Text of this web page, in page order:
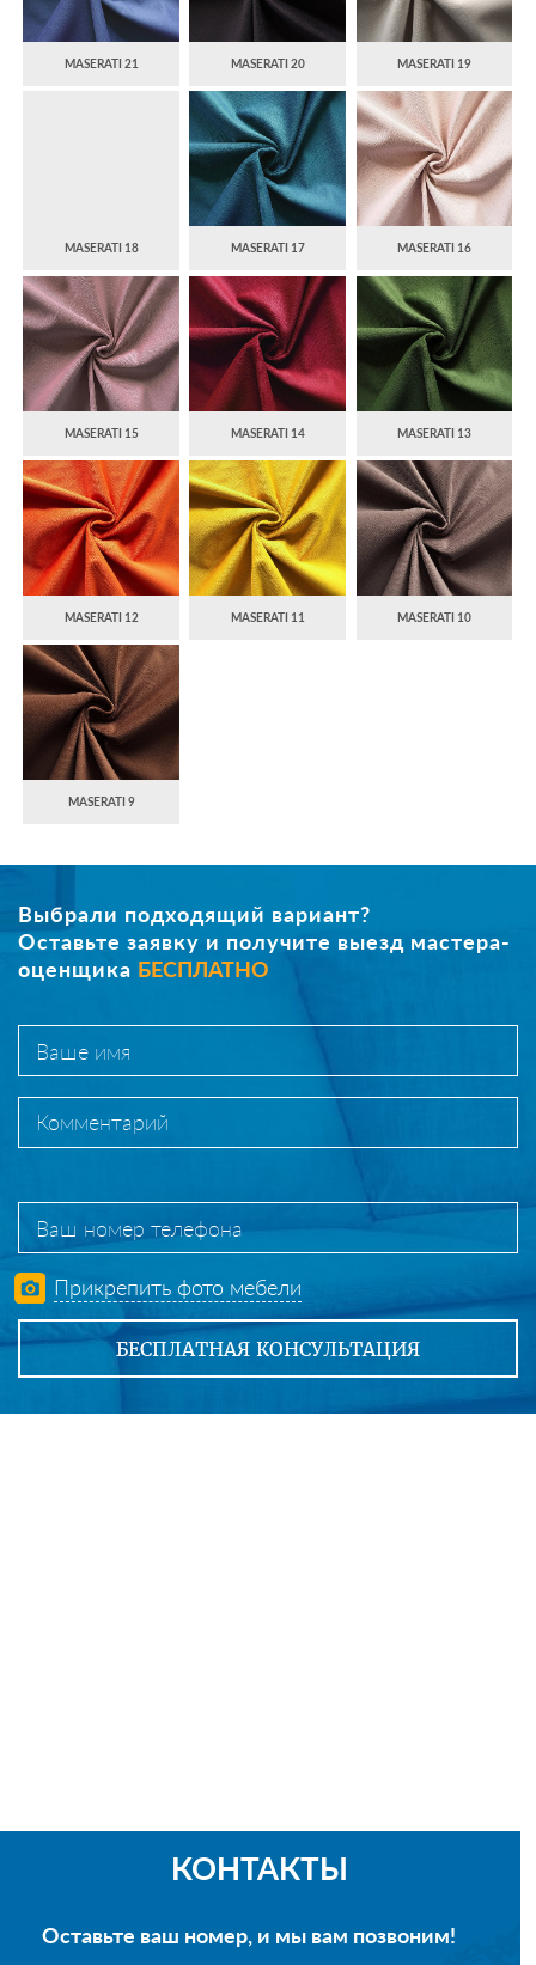
MASERATI 21 MASERATI 20 MASERATI 19
MASERATI 18 MASERATI 17 MASERATI 16
MASERATI 15 MASERATI 14 MASERATI 13
MASERATI 12 MASERATI 11 MASERATI 10
MASERATI 9
Выбрали подходящий вариант?
Оставьте заявку и получите выезд мастера-
оценщика БЕСПЛАТНО
Прикрепить фото мебели
КОНТАКТЫ
Оставьте ваш номер, и мы вам позвоним!